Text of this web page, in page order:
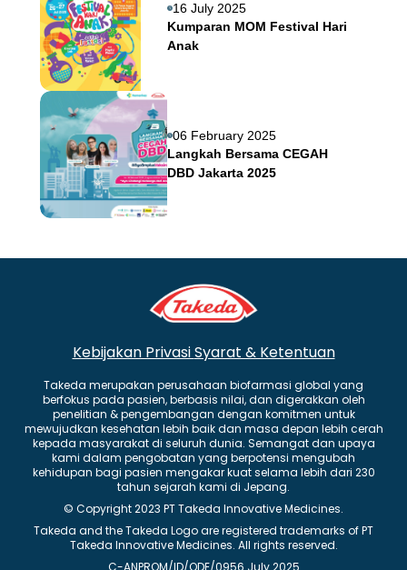
16 July 2025
Kumparan MOM Festival Hari
Anak
06 February 2025
Langkah Bersama CEGAH
DBD Jakarta 2025
Kebijakan PrivasiSyarat & Ketentuan
Takeda merupakan perusahaan biofarmasi global yang
berfokus pada pasien, berbasis nilai, dan digerakkan oleh
penelitian & pengembangan dengan komitmen untuk
mewujudkan kesehatan lebih baik dan masa depan lebih cerah
kepada masyarakat di seluruh dunia. Semangat dan upaya
kami dalam pengobatan yang berpotensi mengubah
kehidupan bagi pasien mengakar kuat selama lebih dari 230
tahun sejarah kami di Jepang.
© Copyright 2023 PT Takeda Innovative Medicines.
Takeda and the Takeda Logo are registered trademarks of PT
Takeda Innovative Medicines. All rights reserved.